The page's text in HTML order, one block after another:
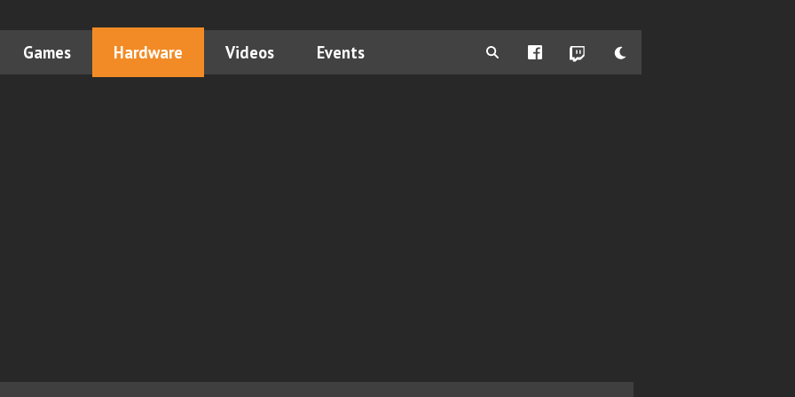
Games Hardware Videos Events